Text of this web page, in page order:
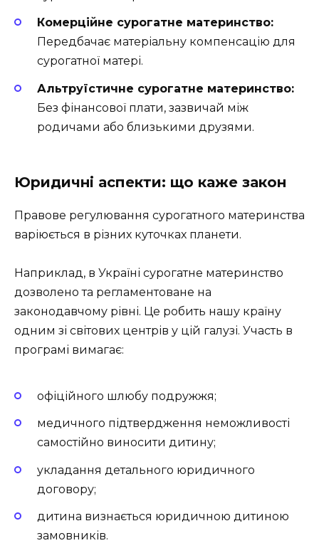
Комерційне сурогатне материнство:
Передбачає матеріальну компенсацію для
сурогатної матері.
Альтруїстичне сурогатне материнство:
Без фінансової плати, зазвичай між
родичами або близькими друзями.
Юридичні аспекти: що каже закон
Правове регулювання сурогатного материнства
варіюється в різних куточках планети.
Наприклад, в Україні сурогатне материнство
дозволено та регламентоване на
законодавчому рівні. Це робить нашу країну
одним зі світових центрів у цій галузі. Участь в
програмі вимагає:
офіційного шлюбу подружжя;
медичного підтвердження неможливості
самостійно виносити дитину;
укладання детального юридичного
договору;
дитина визнається юридичною дитиною
замовників.